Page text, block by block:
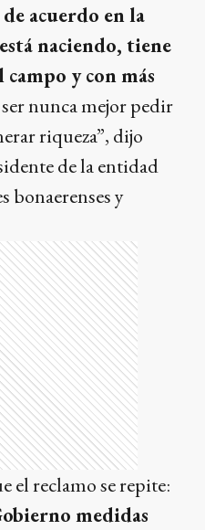
acuerdo en la
naciendo, tiene
y con más
nunca mejor pedir
riqueza”, dijo
de la entidad
bonaerenses y
el reclamo se repite:
medidas